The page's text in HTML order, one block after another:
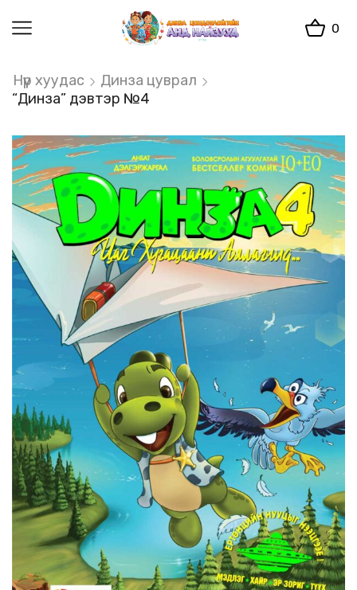
0
Нүүр хуудас
Динза цуврал
“Динза” дэвтэр №4